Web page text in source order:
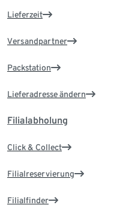
Lieferzeit
Versandpartner
Packstation
Lieferadresse ändern
Filialabholung
Click & Collect
Filialreservierung
Filialfinder